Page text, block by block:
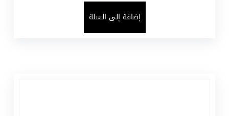
إضافة إلى السلة